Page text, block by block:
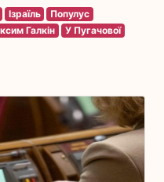
Ізраїль
Популус
Галкін
У Пугачової